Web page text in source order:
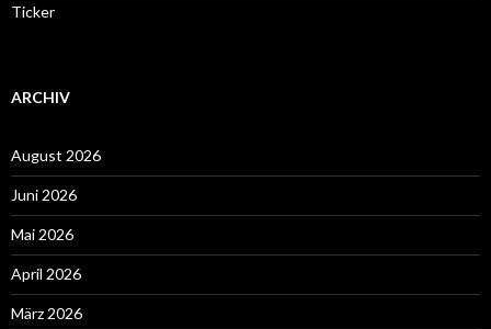
Ticker
ARCHIV
August 2026
Juni 2026
Mai 2026
April 2026
März 2026